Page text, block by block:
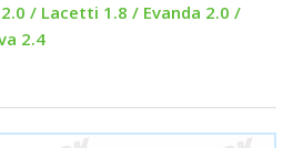
/ Lacetti 1.8 / Evanda 2.0 /
2.4